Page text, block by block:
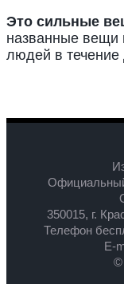
Это сильные
названные вещи
людей в течение
350015, г.
Телефон
E-
©